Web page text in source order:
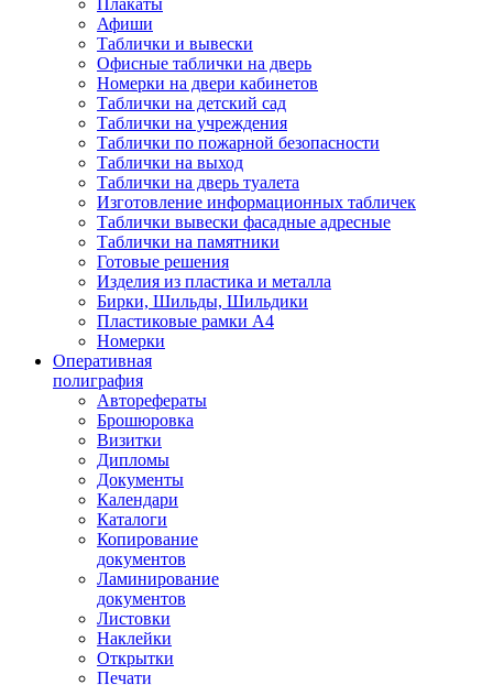
Плакаты
Афиши
Таблички и вывески
Офисные таблички на дверь
Номерки на двери кабинетов
Таблички на детский сад
Таблички на учреждения
Таблички по пожарной безопасности
Таблички на выход
Таблички на дверь туалета
Изготовление информационных табличек
Таблички вывески фасадные адресные
Таблички на памятники
Готовые решения
Изделия из пластика и металла
Бирки, Шильды, Шильдики
Пластиковые рамки А4
Номерки
Оперативная
полиграфия
Авторефераты
Брошюровка
Визитки
Дипломы
Документы
Календари
Каталоги
Копирование
документов
Ламинирование
документов
Листовки
Наклейки
Открытки
Печати